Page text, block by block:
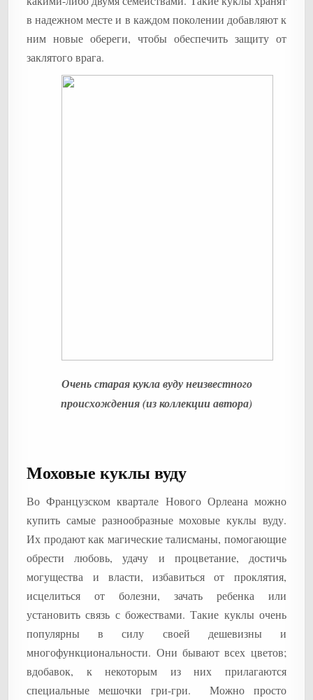
в надежном месте и в каждом поколении добавляют к
ним новые обереги, чтобы обеспечить защиту от
заклятого врага.
Очень старая кукла вуду неизвестного
происхождения (из коллекции автора)
Моховые куклы вуду
Во Французском квартале Нового Орлеана можно
купить самые разнообразные моховые куклы вуду.
Их продают как магические талисманы, помогающие
обрести любовь, удачу и процветание, достичь
могущества и власти, избавиться от проклятия,
исцелиться от болезни, зачать ребенка или
установить связь с божествами. Такие куклы очень
популярны в силу своей дешевизны и
многофункциональности. Они бывают всех цветов;
вдобавок, к некоторым из них прилагаются
специальные мешочки гри-гри. Можно просто